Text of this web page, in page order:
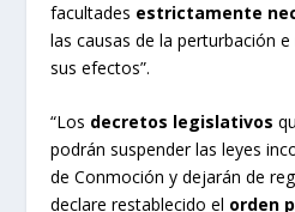
facultades estrictamente
las causas de la perturbación
sus efectos”.
“Los decretos legislativos
podrán suspender las leyes
de Conmoción y dejarán de
declare restablecido el orden